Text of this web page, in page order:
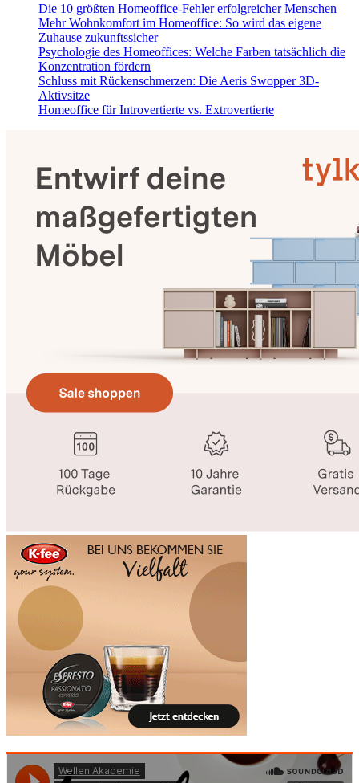
Die 10 größten Homeoffice-Fehler erfolgreicher Menschen
Mehr Wohnkomfort im Homeoffice: So wird das eigene
Zuhause zukunftssicher
Psychologie des Homeoffices: Welche Farben tatsächlich die
Konzentration fördern
Schluss mit Rückenschmerzen: Die Aeris Swopper 3D-
Aktivsitze
Homeoffice für Introvertierte vs. Extrovertierte